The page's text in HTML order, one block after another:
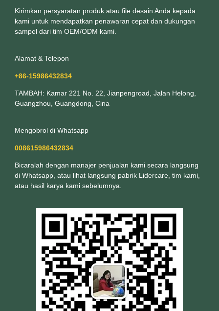
Kirimkan persyaratan produk atau file desain Anda kepada
kami untuk mendapatkan penawaran cepat dan dukungan
sampel dari tim OEM/ODM kami.
Alamat & Telepon
+86-15986432834
TAMBAH: Kamar 221 No. 22, Jianpengroad, Jalan Helong,
Guangzhou, Guangdong, Cina
Mengobrol di Whatsapp
008615986432834
Bicaralah dengan manajer penjualan kami secara langsung
di Whatsapp, atau lihat langsung pabrik Lidercare, tim kami,
atau hasil karya kami sebelumnya.